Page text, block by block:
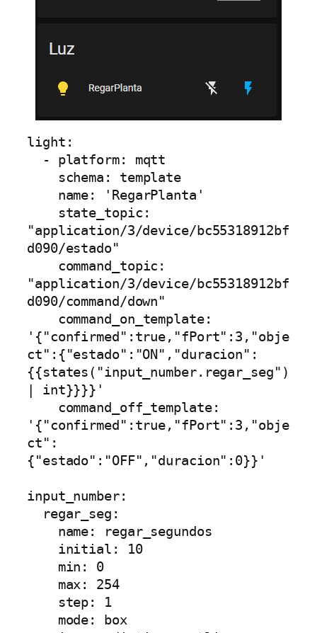
light:
"application/3/device/bc55318912bf
d090/estado"
"application/3/device/bc55318912bf
d090/command/down"
'{"confirmed":true,"fPort":3,"obje
ct":{"estado":"ON","duracion":
{{states("input_number.regar_seg")
| int}}}}'
'{"confirmed":true,"fPort":3,"obje
ct":
{"estado":"OFF","duracion":0}}'
input_number: